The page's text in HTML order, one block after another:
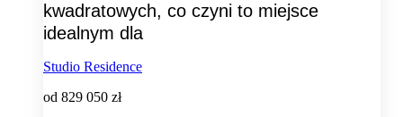
kwadratowych, co czyni to miejsce
idealnym dla
Studio Residence
od 829 050 zł